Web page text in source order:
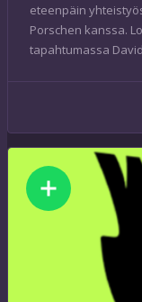
eteenpäin
Porschen kanssa.
tapahtumassa